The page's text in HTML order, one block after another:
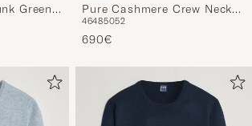
Green
Pure Cashmere Crew Neck
Beige Melange
46485052
690€